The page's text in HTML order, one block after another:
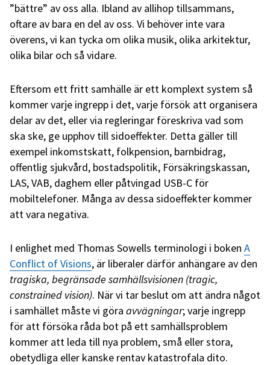
”bättre” av oss alla. Ibland av allihop tillsammans,
oftare av bara en del av oss. Vi behöver inte vara
överens, vi kan tycka om olika musik, olika arkitektur,
olika bilar och så vidare.
Eftersom ett fritt samhälle är ett komplext system så
kommer varje ingrepp i det, varje försök att organisera
delar av det, eller via regleringar föreskriva vad som
ska ske, ge upphov till sidoeffekter. Detta gäller till
exempel inkomstskatt, folkpension, barnbidrag,
offentlig sjukvård, bostadspolitik, Försäkringskassan,
LAS, VAB, daghem eller påtvingad USB-C för
mobiltelefoner. Många av dessa sidoeffekter kommer
att vara negativa.
I enlighet med Thomas Sowells terminologi i boken A
Conflict of Visions, är liberaler därför anhängare av den
tragiska, begränsade samhällsvisionen (tragic,
constrained vision). När vi tar beslut om att ändra något
i samhället måste vi göra avvägningar; varje ingrepp
för att försöka råda bot på ett samhällsproblem
kommer att leda till nya problem, små eller stora,
obetydliga eller kanske rentav katastrofala dito.